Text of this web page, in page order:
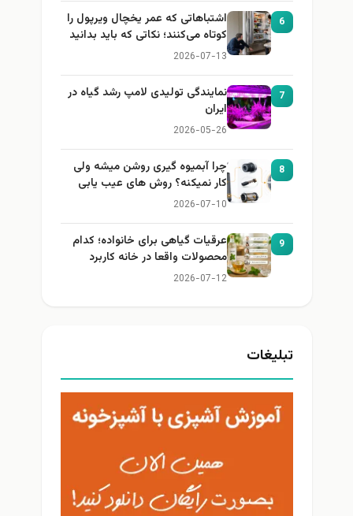
6
اشتباهاتی که عمر یخچال ویرپول را
کوتاه می‌کنند؛ نکاتی که باید بدانید
2026-07-13
7
نمایندگی تولیدی لامپ رشد گیاه در
ایران
2026-05-26
8
چرا آبمیوه گیری روشن میشه ولی
کار نمیکنه؟ روش های عیب یابی
2026-07-10
9
عرقیات گیاهی برای خانواده؛ کدام
محصولات واقعا در خانه کاربرد
دارند؟
2026-07-12
تبلیغات